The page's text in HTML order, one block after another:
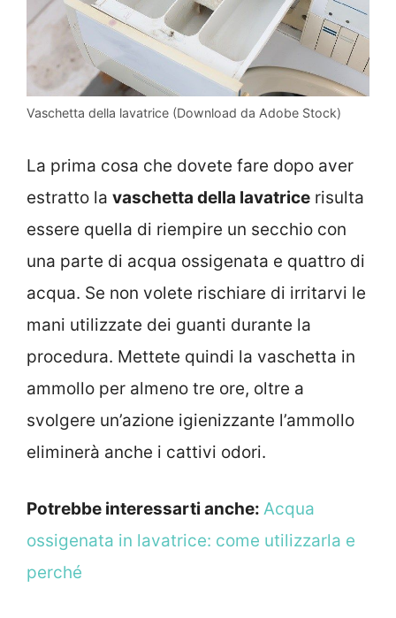
Vaschetta della lavatrice (Download da Adobe Stock)
La prima cosa che dovete fare dopo aver
estratto la vaschetta della lavatrice risulta
essere quella di riempire un secchio con
una parte di acqua ossigenata e quattro di
acqua. Se non volete rischiare di irritarvi le
mani utilizzate dei guanti durante la
procedura. Mettete quindi la vaschetta in
ammollo per almeno tre ore, oltre a
svolgere un’azione igienizzante l’ammollo
eliminerà anche i cattivi odori.
Potrebbe interessarti anche: Acqua
ossigenata in lavatrice: come utilizzarla e
perché